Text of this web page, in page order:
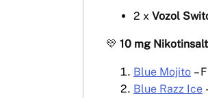
2 x Vozol
💛 10 mg
Blue Mojito –
Blue Razz Ice